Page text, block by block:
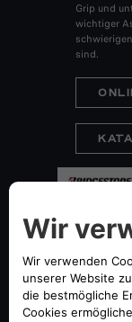
Grip und
wichtiger
sind.